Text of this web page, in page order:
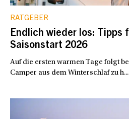
RATGEBER
Endlich wieder los: Tipps
Saisonstart 2026
Auf die ersten warmen Tage folgt
Camper aus dem Winterschlaf zu h...